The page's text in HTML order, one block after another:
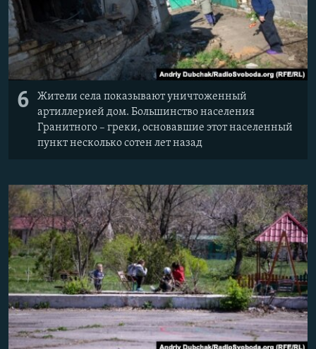
6
Жители села показывают уничтоженный
артиллерией дом. Большинство населения
Гранитного – греки, основавшие этот населенный
пункт несколько сотен лет назад